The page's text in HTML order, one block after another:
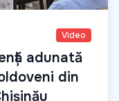
Video
adunată
din